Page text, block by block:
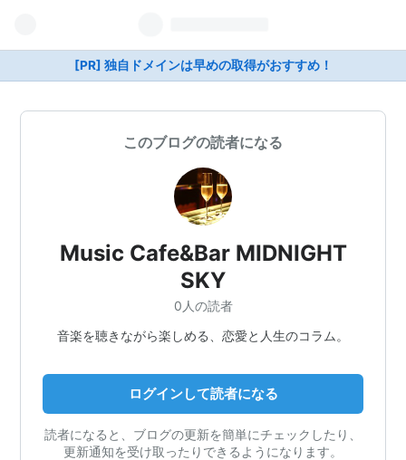
[PR] 独自ドメインは早めの取得がおすすめ！
このブログの読者になる
Music Cafe&Bar MIDNIGHT
SKY
0人の読者
音楽を聴きながら楽しめる、恋愛と人生のコラム。
ログインして読者になる
読者になると、ブログの更新を簡単にチェックしたり、
更新通知を受け取ったりできるようになります。